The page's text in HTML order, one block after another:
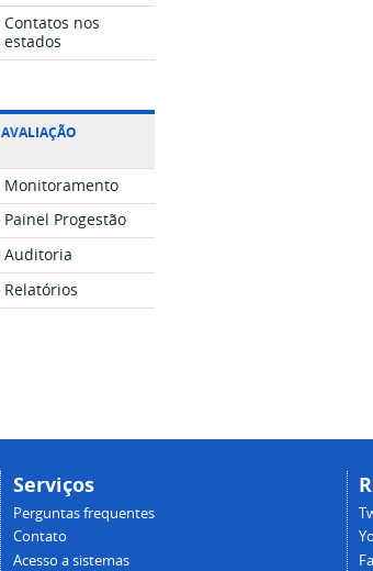
Contatos nos
estados
AVALIAÇÃO
Monitoramento
Painel Progestão
Auditoria
Relatórios
Serviços
Perguntas frequentes
Contato
Acesso a sistemas